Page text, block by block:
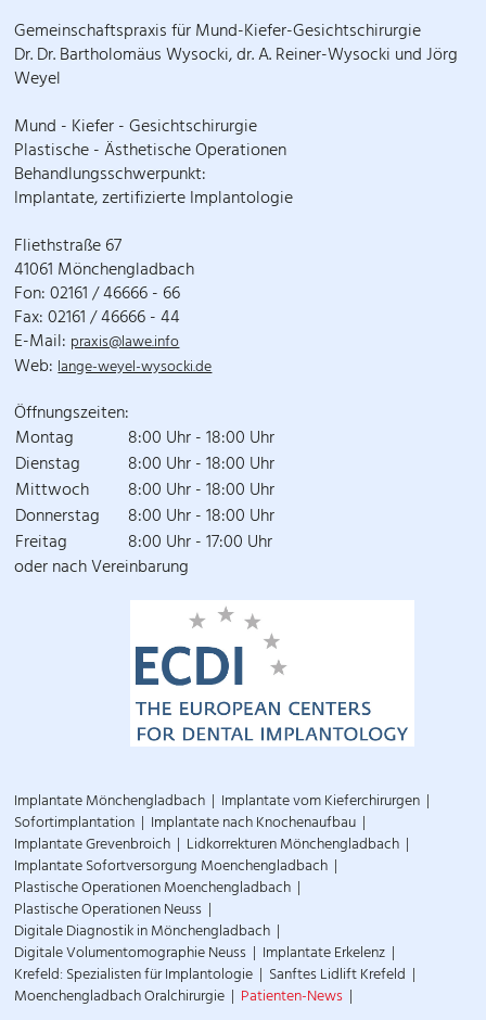
Gemeinschaftspraxis für Mund-Kiefer-Gesichtschirurgie
Dr. Dr. Bartholomäus Wysocki, dr. A. Reiner-Wysocki und Jörg
Weyel
Mund - Kiefer - Gesichtschirurgie
Plastische - Ästhetische Operationen
Behandlungsschwerpunkt:
Implantate, zertifizierte Implantologie
Fliethstraße 67
41061 Mönchengladbach
Fon: 02161 / 46666 - 66
Fax: 02161 / 46666 - 44
E-Mail: praxis@lawe.info
Web:lange-weyel-wysocki.de
Öffnungszeiten:
Montag
8:00 Uhr - 18:00 Uhr
Dienstag
8:00 Uhr - 18:00 Uhr
Mittwoch
8:00 Uhr - 18:00 Uhr
Donnerstag 8:00 Uhr - 18:00 Uhr
Freitag
8:00 Uhr - 17:00 Uhr
oder nach Vereinbarung
Implantate Mönchengladbach Implantate vom Kieferchirurgen
Sofortimplantation Implantate nach Knochenaufbau
Implantate Grevenbroich Lidkorrekturen Mönchengladbach
Implantate Sofortversorgung Moenchengladbach
Plastische Operationen Moenchengladbach
Plastische Operationen Neuss
Digitale Diagnostik in Mönchengladbach
Digitale Volumentomographie Neuss Implantate Erkelenz
Krefeld: Spezialisten für Implantologie Sanftes Lidlift Krefeld
Moenchengladbach Oralchirurgie Patienten-News